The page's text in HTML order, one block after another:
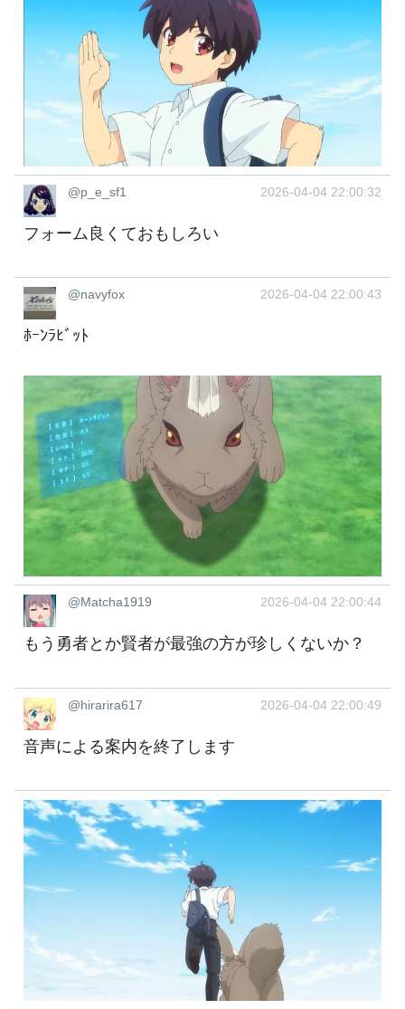
@p_e_sf1 2026-04-04 22:00:32
フォーム良くておもしろい
@navyfox 2026-04-04 22:00:43
ﾎｰﾝﾗﾋﾞｯﾄ
@Matcha1919 2026-04-04 22:00:44
もう勇者とか賢者が最強の方が珍しくないか？
@hirarira617 2026-04-04 22:00:49
音声による案内を終了します